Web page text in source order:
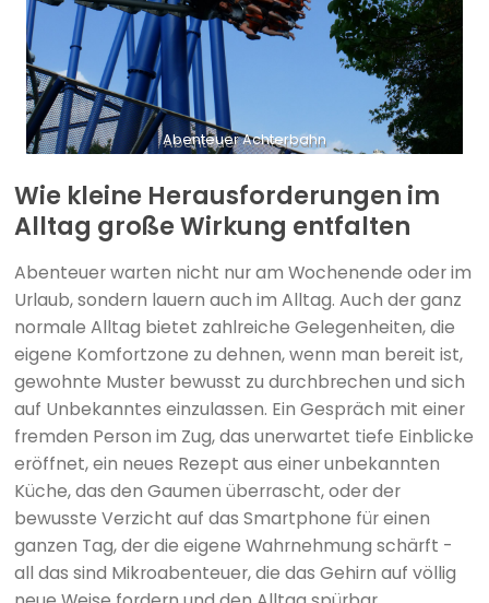
Abenteuer Achterbahn
Wie kleine Herausforderungen im
Alltag große Wirkung entfalten
Abenteuer warten nicht nur am Wochenende oder im
Urlaub, sondern lauern auch im Alltag. Auch der ganz
normale Alltag bietet zahlreiche Gelegenheiten, die
eigene Komfortzone zu dehnen, wenn man bereit ist,
gewohnte Muster bewusst zu durchbrechen und sich
auf Unbekanntes einzulassen. Ein Gespräch mit einer
fremden Person im Zug, das unerwartet tiefe Einblicke
eröffnet, ein neues Rezept aus einer unbekannten
Küche, das den Gaumen überrascht, oder der
bewusste Verzicht auf das Smartphone für einen
ganzen Tag, der die eigene Wahrnehmung schärft -
all das sind Mikroabenteuer, die das Gehirn auf völlig